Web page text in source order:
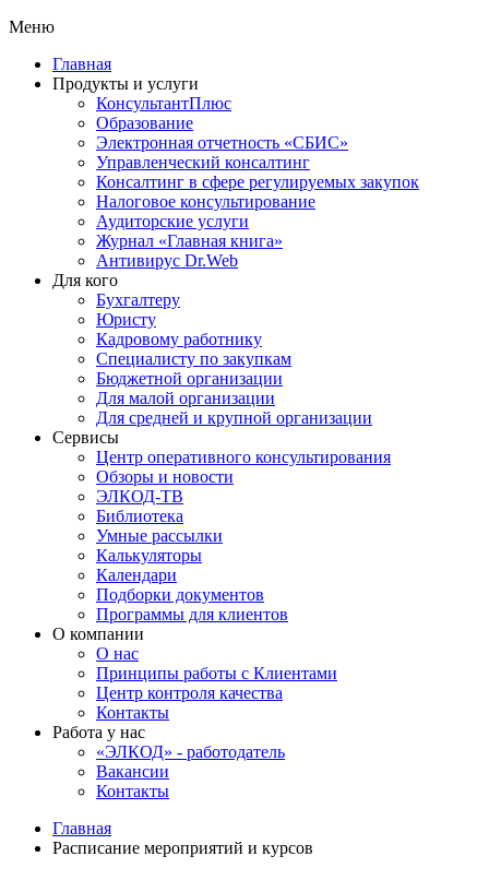
Меню
Главная
Продукты и услуги
КонсультантПлюс
Образование
Электронная отчетность «СБИС»
Управленческий консалтинг
Консалтинг в сфере регулируемых закупок
Налоговое консультирование
Аудиторские услуги
Журнал «Главная книга»
Антивирус Dr.Web
Для кого
Бухгалтеру
Юристу
Кадровому работнику
Специалисту по закупкам
Бюджетной организации
Для малой организации
Для средней и крупной организации
Сервисы
Центр оперативного консультирования
Обзоры и новости
ЭЛКОД-ТВ
Библиотека
Умные рассылки
Калькуляторы
Календари
Подборки документов
Программы для клиентов
О компании
О нас
Принципы работы с Клиентами
Центр контроля качества
Контакты
Работа у нас
«ЭЛКОД» - работодатель
Вакансии
Контакты
Главная
Расписание мероприятий и курсов